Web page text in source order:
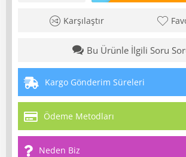
Karşılaştır
Bu Ürünle İlgili Soru
Kargo Gönderim Süreleri
Ödeme Metodları
Neden Biz